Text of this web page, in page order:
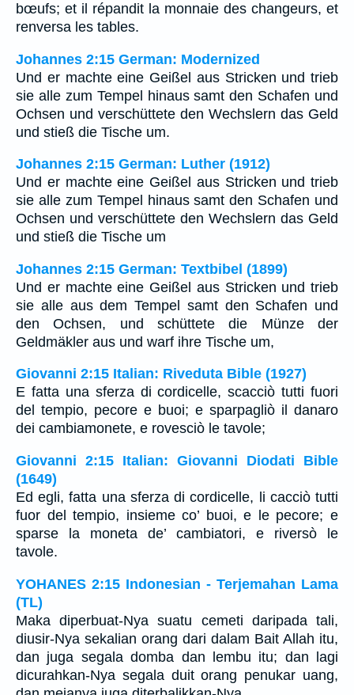
bœufs; et il répandit la monnaie des changeurs, et
renversa les tables.
Johannes 2:15 German: Modernized
Und er machte eine Geißel aus Stricken und trieb
sie alle zum Tempel hinaus samt den Schafen und
Ochsen und verschüttete den Wechslern das Geld
und stieß die Tische um.
Johannes 2:15 German: Luther (1912)
Und er machte eine Geißel aus Stricken und trieb
sie alle zum Tempel hinaus samt den Schafen und
Ochsen und verschüttete den Wechslern das Geld
und stieß die Tische um
Johannes 2:15 German: Textbibel (1899)
Und er machte eine Geißel aus Stricken und trieb
sie alle aus dem Tempel samt den Schafen und
den Ochsen, und schüttete die Münze der
Geldmäkler aus und warf ihre Tische um,
Giovanni 2:15 Italian: Riveduta Bible (1927)
E fatta una sferza di cordicelle, scacciò tutti fuori
del tempio, pecore e buoi; e sparpagliò il danaro
dei cambiamonete, e rovesciò le tavole;
Giovanni 2:15 Italian: Giovanni Diodati Bible
(1649)
Ed egli, fatta una sferza di cordicelle, li cacciò tutti
fuor del tempio, insieme co’ buoi, e le pecore; e
sparse la moneta de’ cambiatori, e riversò le
tavole.
YOHANES 2:15 Indonesian - Terjemahan Lama
(TL)
Maka diperbuat-Nya suatu cemeti daripada tali,
diusir-Nya sekalian orang dari dalam Bait Allah itu,
dan juga segala domba dan lembu itu; dan lagi
dicurahkan-Nya segala duit orang penukar uang,